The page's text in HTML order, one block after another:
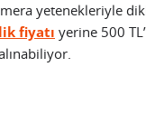
yetenekleriyle
fiyatı yerine 500